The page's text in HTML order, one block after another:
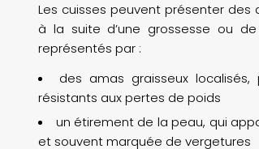
Les cuisses peuvent présenter des
à la suite d’une grossesse ou
représentés par :
des amas graisseux
résistants aux pertes de poids
un étirement de la peau, qui
et souvent marquée de vergetures